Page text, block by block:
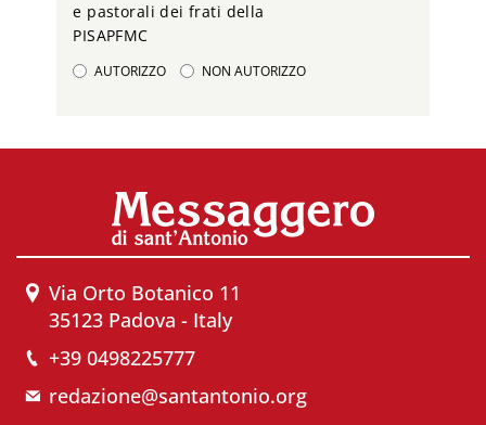
e pastorali dei frati della
PISAPFMC
AUTORIZZO NON AUTORIZZO
Via Orto Botanico 11
35123 Padova - Italy
+39 0498225777
redazione@santantonio.org